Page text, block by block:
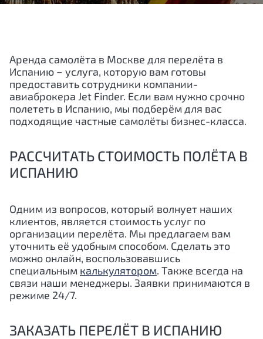
Аренда самолёта в Москве для перелёта в
Испанию − услуга, которую вам готовы
предоставить сотрудники компании-
авиаброкера Jet Finder. Если вам нужно срочно
полететь в Испанию, мы подберём для вас
подходящие частные самолёты бизнес-класса.
РАССЧИТАТЬ СТОИМОСТЬ ПОЛЁТА В
ИСПАНИЮ
Одним из вопросов, который волнует наших
клиентов, является стоимость услуг по
организации перелёта. Мы предлагаем вам
уточнить её удобным способом. Сделать это
можно онлайн, воспользовавшись
специальным калькулятором. Также всегда на
связи наши менеджеры. Заявки принимаются в
режиме 24/7.
ЗАКАЗАТЬ ПЕРЕЛЁТ В ИСПАНИЮ